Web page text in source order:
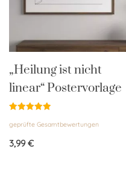
„Heilung ist nicht
linear“ Postervorlage
mit
von 5
geprüfte Gesamtbewertungen
3,99€